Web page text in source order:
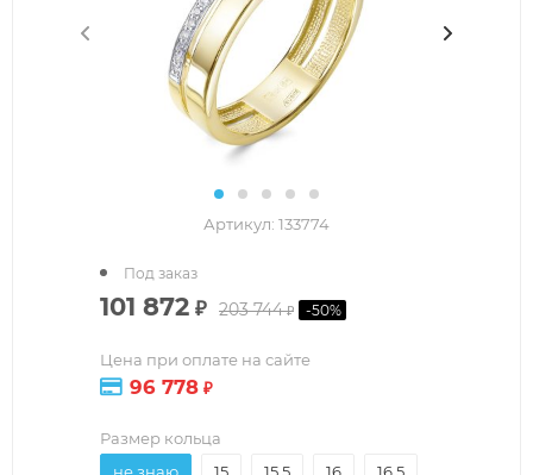
Артикул: 133774
101 872 ₽ 203 744₽ -50%
Цена при оплате на сайте
96 778 ₽
Под заказ
Размер кольца
не знаю
15 15.5 16 16.5